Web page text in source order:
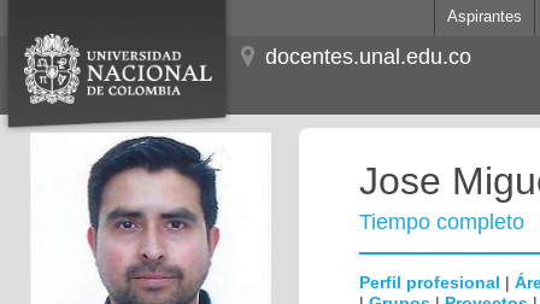
Aspirantes
docentes.unal.edu.co
Jose
Tiempo completo
Perfil profesional |